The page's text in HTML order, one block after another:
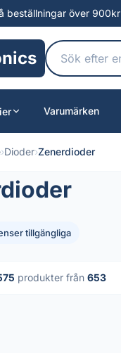
beställningar över 900kr
Varumärken
›Dioder›Zenerdioder
tillgängliga
produkter från 653